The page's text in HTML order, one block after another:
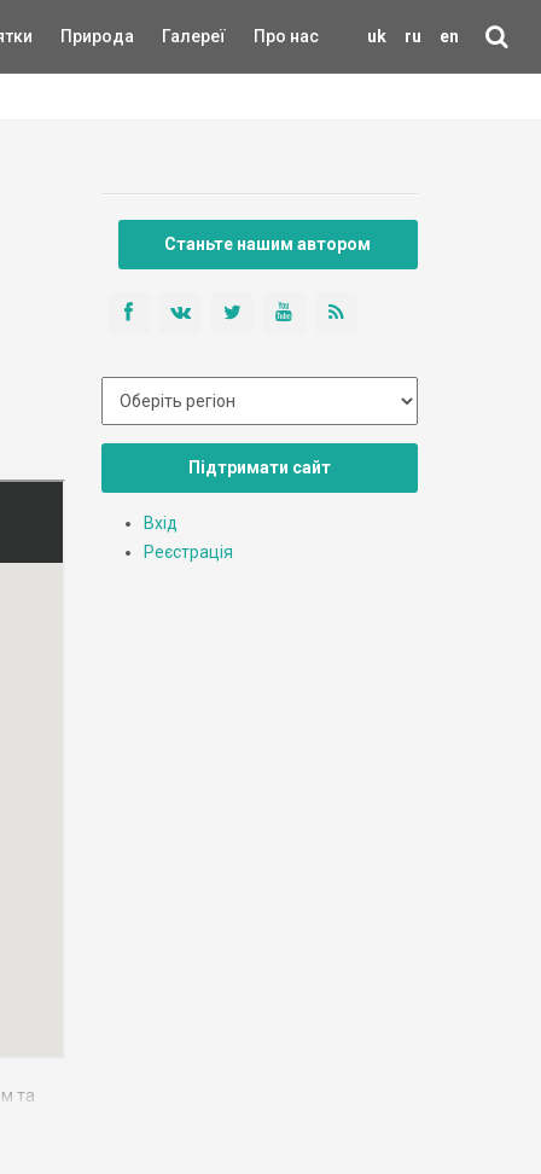
uk ru en
Природа Галереї Про нас
та
Станьте нашим автором
Підтримати сайт
Вхід
Реєстрація